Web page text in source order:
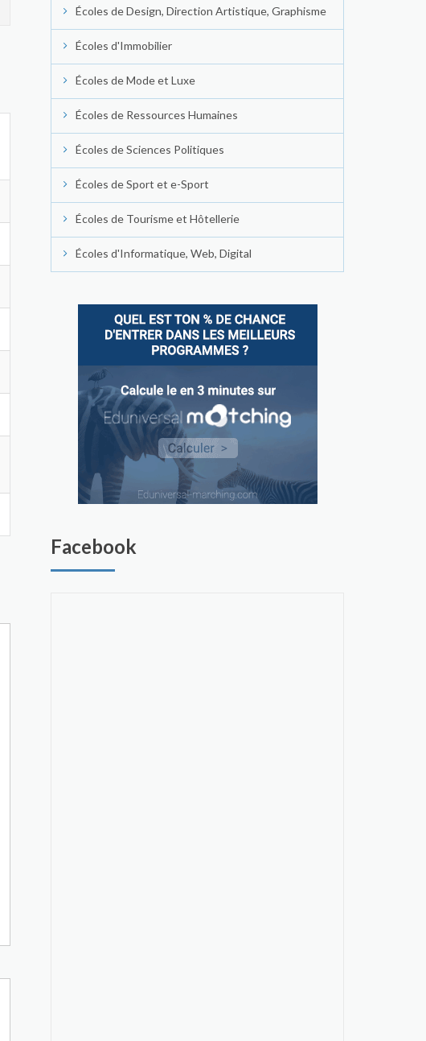
Écoles de Design, Direction Artistique, Graphisme
Écoles d'Immobilier
Écoles de Mode et Luxe
Écoles de Ressources Humaines
Écoles de Sciences Politiques
Écoles de Sport et e-Sport
Écoles de Tourisme et Hôtellerie
Écoles d'Informatique, Web, Digital
Facebook